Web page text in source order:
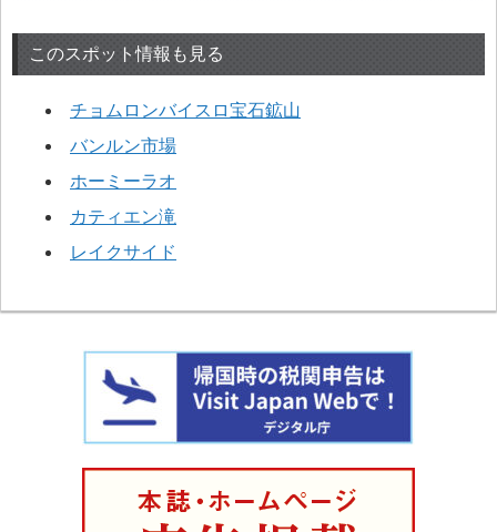
このスポット情報も見る
チョムロンバイスロ宝石鉱山
バンルン市場
ホーミーラオ
カティエン滝
レイクサイド